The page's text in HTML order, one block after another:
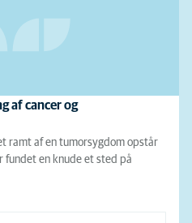
af cancer og
ramt af en tumorsygdom opstår
en knude et sted på